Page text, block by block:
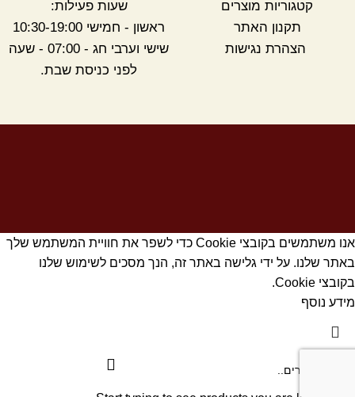
קטגוריות מוצרים
תקנון האתר
הצהרת נגישות
שעות פעילות:
ראשון - חמישי 10:30-19:00
שישי וערבי חג - 07:00 - שעה
לפני כניסת שבת.
אנו משתמשים בקובצי Cookie כדי לשפר את חוויית המשתמש שלך
באתר שלנו. על ידי גלישה באתר זה, הנך מסכים לשימוש שלנו
בקובצי Cookie.
מידע נוסף